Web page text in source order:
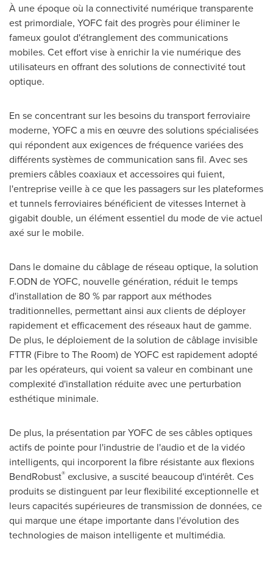
À une époque où la connectivité numérique transparente
est primordiale, YOFC fait des progrès pour éliminer le
fameux goulot d'étranglement des communications
mobiles. Cet effort vise à enrichir la vie numérique des
utilisateurs en offrant des solutions de connectivité tout
optique.
En se concentrant sur les besoins du transport ferroviaire
moderne, YOFC a mis en œuvre des solutions spécialisées
qui répondent aux exigences de fréquence variées des
différents systèmes de communication sans fil. Avec ses
premiers câbles coaxiaux et accessoires qui fuient,
l'entreprise veille à ce que les passagers sur les plateformes
et tunnels ferroviaires bénéficient de vitesses Internet à
gigabit double, un élément essentiel du mode de vie actuel
axé sur le mobile.
Dans le domaine du câblage de réseau optique, la solution
F.ODN de YOFC, nouvelle génération, réduit le temps
d'installation de 80 % par rapport aux méthodes
traditionnelles, permettant ainsi aux clients de déployer
rapidement et efficacement des réseaux haut de gamme.
De plus, le déploiement de la solution de câblage invisible
FTTR (Fibre to The Room) de YOFC est rapidement adopté
par les opérateurs, qui voient sa valeur en combinant une
complexité d'installation réduite avec une perturbation
esthétique minimale.
De plus, la présentation par YOFC de ses câbles optiques
actifs de pointe pour l'industrie de l'audio et de la vidéo
intelligents, qui incorporent la fibre résistante aux flexions
BendRobust® exclusive, a suscité beaucoup d'intérêt. Ces
produits se distinguent par leur flexibilité exceptionnelle et
leurs capacités supérieures de transmission de données, ce
qui marque une étape importante dans l'évolution des
technologies de maison intelligente et multimédia.